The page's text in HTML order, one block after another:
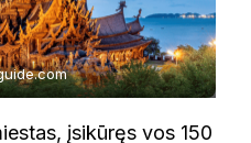
įsikūręs vos 150